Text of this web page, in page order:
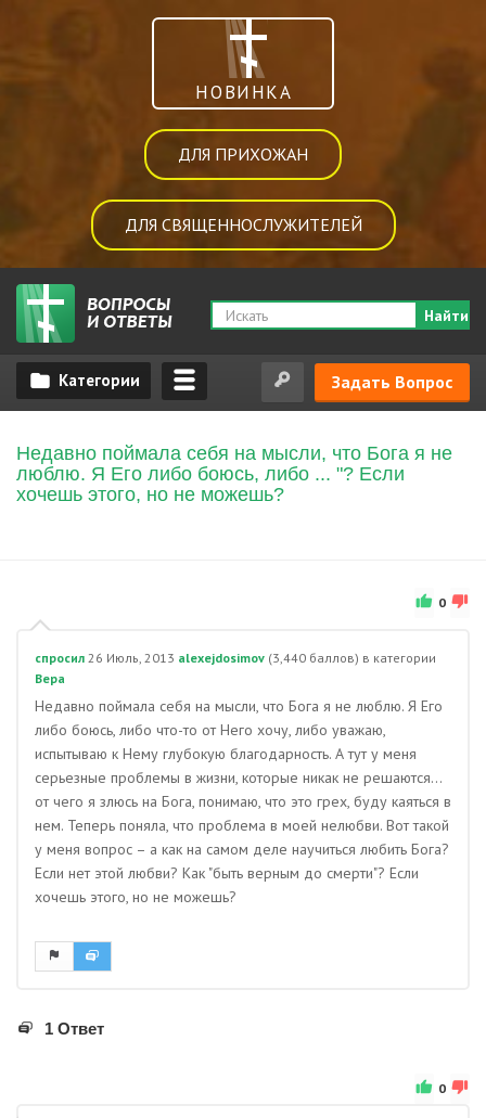
НОВИНКА
ДЛЯ ПРИХОЖАН
ДЛЯ СВЯЩЕННОСЛУЖИТЕЛЕЙ
Найти
Задать Вопрос
Недавно поймала себя на мысли, что Бога я не
люблю. Я Его либо боюсь, либо ... "? Если
хочешь этого, но не можешь?
0
спросил 26 Июль, 2013 alexejdosimov (3,440 баллов) в категории
Вера
Недавно поймала себя на мысли, что Бога я не люблю. Я Его
либо боюсь, либо что-то от Него хочу, либо уважаю,
испытываю к Нему глубокую благодарность. А тут у меня
серьезные проблемы в жизни, которые никак не решаются…
от чего я злюсь на Бога, понимаю, что это грех, буду каяться в
нем. Теперь поняла, что проблема в моей нелюбви. Вот такой
у меня вопрос – а как на самом деле научиться любить Бога?
Если нет этой любви? Как "быть верным до смерти"? Если
хочешь этого, но не можешь?
1 Ответ
0